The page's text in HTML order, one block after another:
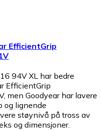
EfficientGrip
94V XL har bedre
EfficientGrip
men Goodyear har lavere
og lignende
støynivå på tross av
og dimensjoner.